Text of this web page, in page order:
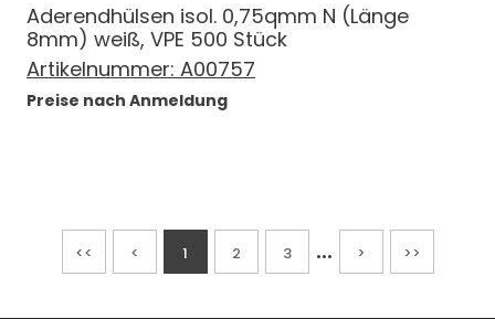
Aderendhülsen isol. 0,75qmm N (Länge
8mm) weiß, VPE 500 Stück
Artikelnummer: A00757
Preise nach Anmeldung
<< < 1 2 3 ... > >>